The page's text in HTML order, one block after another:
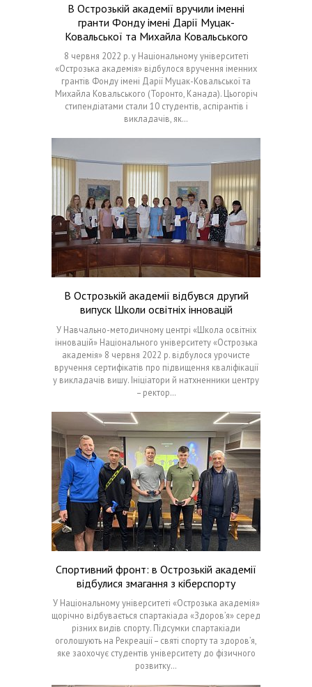
В Острозькій академії вручили іменні
гранти Фонду імені Дарії Муцак-
Ковальської та Михайла Ковальського
8 червня 2022 р. у Національному університеті
«Острозька академія» відбулося вручення іменних
грантів Фонду імені Дарії Муцак-Ковальської та
Михайла Ковальського (Торонто, Канада). Цьогоріч
стипендіатами стали 10 студентів, аспірантів і
викладачів, як…
В Острозькій академії відбувся другий
випуск Школи освітніх інновацій
У Навчально-методичному центрі «Школа освітніх
інновацій» Національного університету «Острозька
академія» 8 червня 2022 р. відбулося урочисте
вручення сертифікатів про підвищення кваліфікації
у викладачів вишу. Ініціатори й натхненники центру
– ректор…
Спортивний фронт: в Острозькій академії
відбулися змагання з кіберспорту
У Національному університеті «Острозька академія»
щорічно відбувається спартакіада «Здоров’я» серед
різних видів спорту. Підсумки спартакіади
оголошують на Рекреації – святі спорту та здоров’я,
яке заохочує студентів університету до фізичного
розвитку…